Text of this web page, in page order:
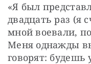
«Я был
двадцать раз (я
мной воевали,
Меня однажды
говорят: будешь